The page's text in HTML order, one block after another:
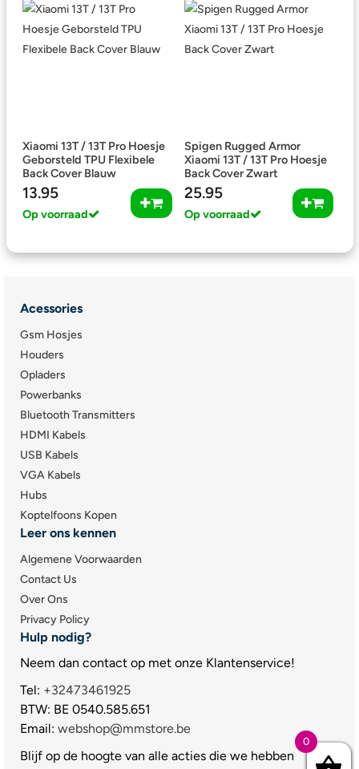
Xiaomi 13T / 13T Pro Hoesje
Geborsteld TPU Flexibele
Back Cover Blauw
13.95
Op voorraad
Spigen Rugged Armor
Xiaomi 13T / 13T Pro Hoesje
Back Cover Zwart
25.95
Op voorraad
Acessories
Gsm Hosjes
Houders
Opladers
Powerbanks
Bluetooth Transmitters
HDMI Kabels
USB Kabels
VGA Kabels
Hubs
Koptelfoons Kopen
Leer ons kennen
Algemene Voorwaarden
Contact Us
Over Ons
Privacy Policy
Hulp nodig?
Neem dan contact op met onze Klantenservice!
Tel: +32473461925
BTW: BE 0540.585.651
Email: webshop@mmstore.be
Blijf op de hoogte van alle acties die we hebben
0